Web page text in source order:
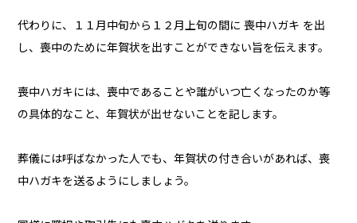
代わりに、１１月中旬から１２月上旬の間に 喪中ハガキ を出
し、喪中のために年賀状を出すことができない旨を伝えます。
喪中ハガキには、喪中であることや誰がいつ亡くなったのか等
の具体的なこと、年賀状が出せないことを記します。
葬儀には呼ばなかった人でも、年賀状の付き合いがあれば、喪
中ハガキを送るようにしましょう。